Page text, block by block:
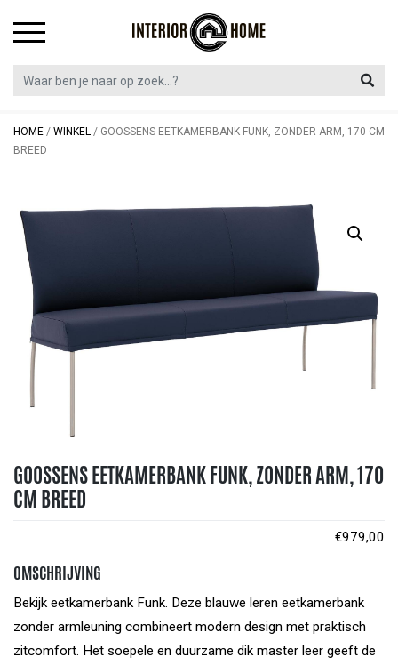
HOME / WINKEL / GOOSSENS EETKAMERBANK FUNK, ZONDER ARM, 170 CM
BREED
GOOSSENS EETKAMERBANK FUNK, ZONDER ARM, 170
CM BREED
€979,00
OMSCHRIJVING
Bekijk eetkamerbank Funk. Deze blauwe leren eetkamerbank
zonder armleuning combineert modern design met praktisch
zitcomfort. Het soepele en duurzame dik master leer geeft de